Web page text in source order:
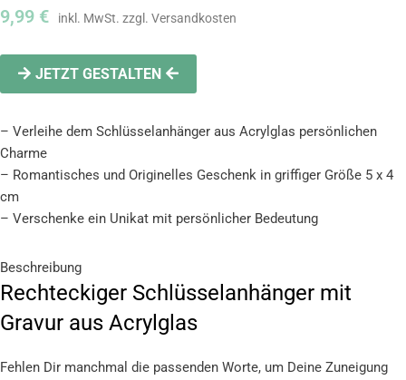
9,99 €
JETZT GESTALTEN
– Verleihe dem Schlüsselanhänger aus Acrylglas persönlichen
Charme
– Romantisches und Originelles Geschenk in griffiger Größe 5 x 4
cm
– Verschenke ein Unikat mit persönlicher Bedeutung
Beschreibung
Rechteckiger Schlüsselanhänger mit
Gravur aus Acrylglas
Fehlen Dir manchmal die passenden Worte, um Deine Zuneigung